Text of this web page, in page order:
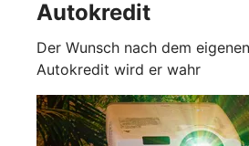
Autokredit
Der Wunsch nach dem
Autokredit wird er wahr